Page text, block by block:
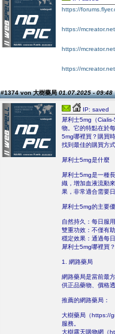
https://
https://
https://
https://
#1374 von 大樹藥局01.07.2025 - 09:48
IP: saved
犀利士5mg（
物。它的特點在於
5mg哪裡買？購買
找到最佳的購買方
犀利士5mg是什麼
犀利士5mg是一種
織，增加血液流動
果，非常適合需要
犀利士5mg的主要
自然持久：每日服
雙重功效：不僅有
穩定效果：通過每
犀利士5mg哪裡買？
1. 網路藥局
網路藥局是當前最
供正品藥物、價格
推薦的網路藥局：
大樹藥局（https://
服務。
大樹露天購物網（